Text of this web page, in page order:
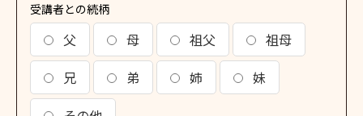
受講者との続柄
父 母 祖父
祖母
兄
弟 姉
妹